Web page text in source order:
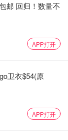
邮 回归！数量不
APP打开
卫衣$54(原
APP打开